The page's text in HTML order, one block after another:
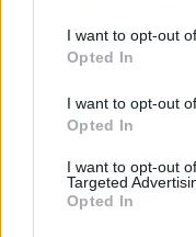
I want to opt-out
Opted In
I want to opt-out
Opted In
I want to opt-out
Targeted
Opted In
Kraj